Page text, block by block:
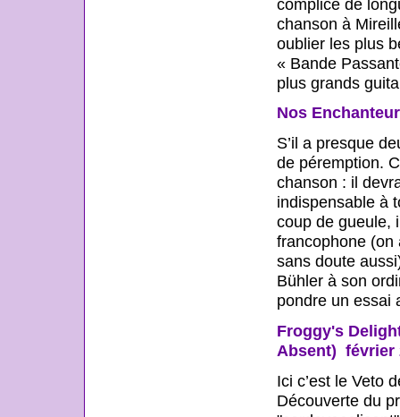
complice de
chanson à
oublier les plus
« Bande
plus grands
Nos
S’il a presque
de péremption.
chanson : il
indispensable à
coup de gueule,
francophone (on
sans doute
Bühler à son
pondre un essai
Froggy's
Absent) février
Ici c’est le Veto
Découverte du